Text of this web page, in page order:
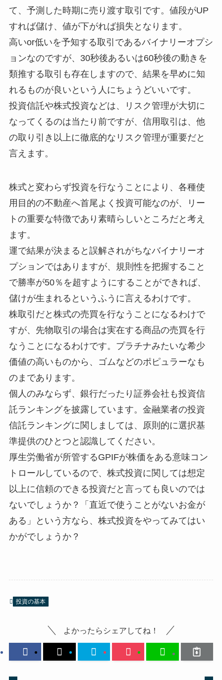
て、予測した時期に売り渡す取引です。値段がUP
すれば儲け、値が下がれば損失となります。
高いor低いを予知する取引であるバイナリーオプシ
ョンなのですが、30秒後あるいは60秒後の動きを
類推する取引も存在しますので、結果を早めに知
れるものが良いという人にちょうどいいです。
投資信託や株式投資などは、リスク管理が大切に
なってくるのは当たり前ですが、信用取引は、他
の取り引き以上に徹底的なリスク管理が重要だと
言えます。
株式と変わらず投資を行なうことにより、各種使
用目的の不動産へ首尾よく投資可能なのが、リー
トの重要な特徴であり素晴らしいところだと考え
ます。
運で結果が決まると誤解されがちなバイナリーオ
プションではありますが、規則性を把握すること
で勝率が50％を超すようにすることができれば、
儲けが生まれるというふうに言えるわけです。
株取引だと株式の売買を行なうことになるわけで
すが、先物取引の場合は実在する商品の売買を行
なうことになるわけです。プラチナみたいな希少
価値の高いものから、ゴムなどのポピュラーなも
のまであります。
個人のみならず、銀行だったり証券会社も投資信
託ランキングを披露しています。金融業者の投資
信託ランキングに関しましては、原則的に選択基
準提供のひとつと認識してください。
厚生労働省が所管するGPIFが株価をある意味コン
トロールしているので、株式投資に関しては想定
以上に信頼のできる投資だと言っても良いのでは
ないでしょうか？「直近で使うことがないお金が
ある」という方なら、株式投資をやってみてはい
かがでしょうか？
投資の基本
よかったらシェアしてね！